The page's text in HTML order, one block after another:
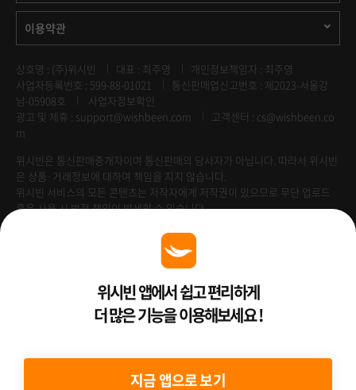
이용약관
상호명 : (주)위시빈 대표 : 최주영
개인정보책임자 : 최주영
사업자등록번호 : 599-88-01021
통신판매업신고번호 : 제2023-서울강
남-05908호
사업자정보확인
광고 및 제휴 : support@wishbeen.com
고객센터 : cs@wishbeen.co
m
위시빈은 통신판매중개자이며 통신판매의 당사자가 아닙니다. 따라서 위시빈
은 상품·거래정보에 대하여 책임을 지지 않습니다.
위시빈 서비스의 모든 콘텐츠는 저작자에게 저작권이 있으므로 무단 업로드
혹은 사용 시 법적 책임이 발생할 수 있습니다.
Venture Enterprise위시빈 앱에서 쉽고 편리하게
더 많은 기능을 이용해보세요 !
지금 앱으로 보기